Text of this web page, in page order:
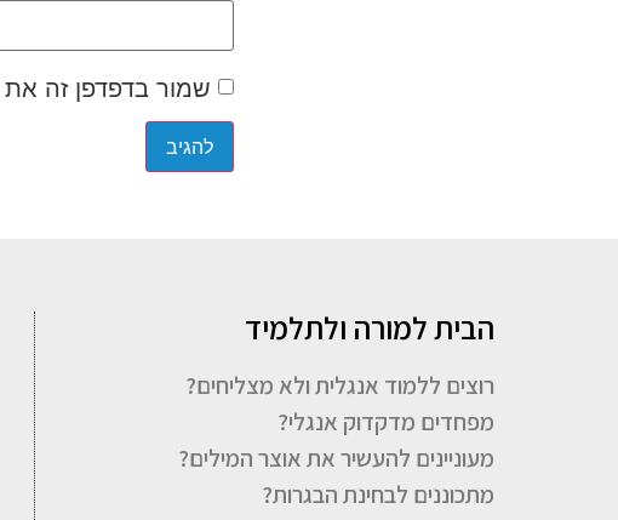
שמור בדפדפן זה
הבית למורה ולתלמיד
רוצים ללמוד אנגלית ולא מצליחים?
מפחדים מדקדוק אנגלי?
מעוניינים להעשיר את אוצר המילים?
מתכוננים לבחינת הבגרות?